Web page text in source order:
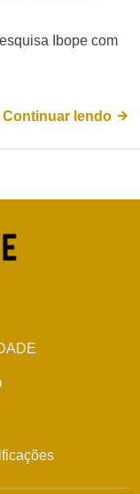
Ibope com
Continuar lendo